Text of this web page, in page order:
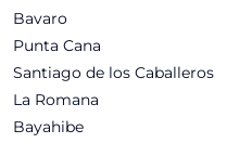
Bavaro
Punta Cana
Santiago de los Caballeros
La Romana
Bayahibe